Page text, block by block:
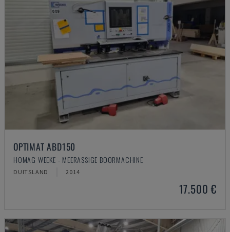
OPTIMAT ABD150
HOMAG WEEKE - MEERASSIGE BOORMACHINE
DUITSLAND 2014
17.500 €